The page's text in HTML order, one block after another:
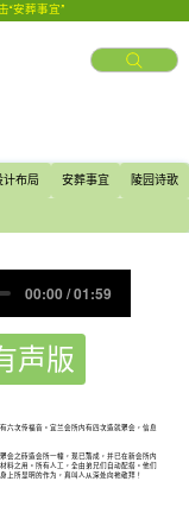
“安葬事宜”
计布局 安葬事宜 陵园诗歌
00:00 / 01:59
声版
六次传福音。宜兰会所内有四次造就聚会，信息
会之砖造会所一幢，现已落成，并已在新会所内
料之用。所有人工，全由弟兄们自动配搭。他们
上所显明的作为，真叫人从深处向祂敬拜！